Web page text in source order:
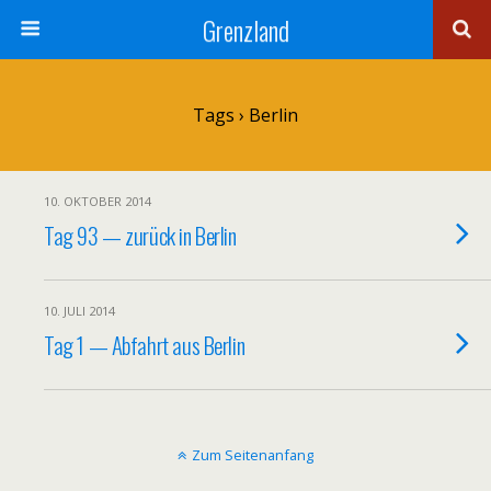
Grenzland
Tags › Berlin
10. OKTOBER 2014
Tag 93 — zurück in Berlin
10. JULI 2014
Tag 1 — Abfahrt aus Berlin
Zum Seitenanfang